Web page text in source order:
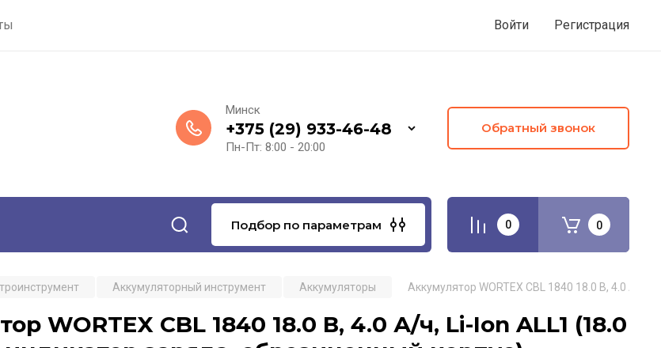
Войти Регистрация
Минск
+375 (29) 933-46-48
Пн-Пт: 8:00 - 20:00
Обратный звонок
Подбор по параметрам 0 0
Аккумуляторный инструмент Аккумуляторы Аккумулятор WORTEX CBL 1840 18.0 В, 4.0 А/
WORTEX CBL 1840 18.0 В, 4.0 А/ч, Li-Ion ALL1 (18.0